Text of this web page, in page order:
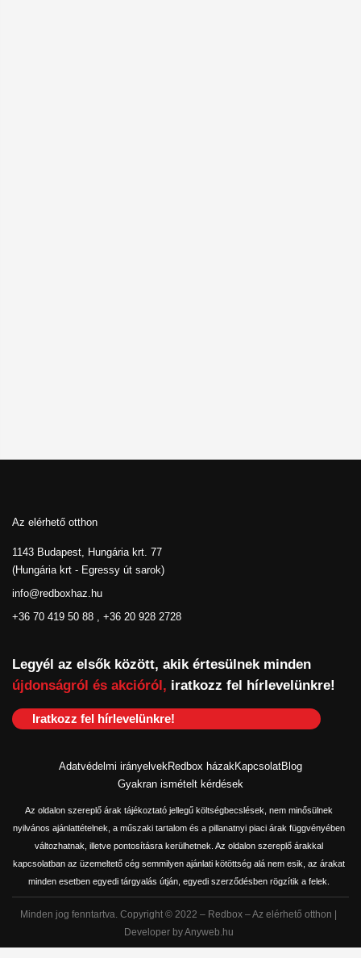
Az elérhető otthon
1143 Budapest, Hungária krt. 77
(Hungária krt - Egressy út sarok)
info@redboxhaz.hu
+36 70 419 50 88 , +36 20 928 2728
Legyél az elsők között, akik értesülnek minden
újdonságról és akcióról, iratkozz fel hírlevelünkre!
Iratkozz fel hírlevelünkre!
Adatvédelmi irányelvek Redbox házak KapcsolatBlog
Gyakran ismételt kérdések
Az oldalon szereplő árak tájékoztató jellegű költségbecslések, nem minősülnek
nyilvános ajánlattételnek, a műszaki tartalom és a pillanatnyi piaci árak függvényében
változhatnak, illetve pontosításra kerülhetnek. Az oldalon szereplő árakkal
kapcsolatban az üzemeltető cég semmilyen ajánlati kötöttség alá nem esik, az árakat
minden esetben egyedi tárgyalás útján, egyedi szerződésben rögzítik a felek.
Minden jog fenntartva. Copyright © 2022 – Redbox – Az elérhető otthon |
Developer by Anyweb.hu